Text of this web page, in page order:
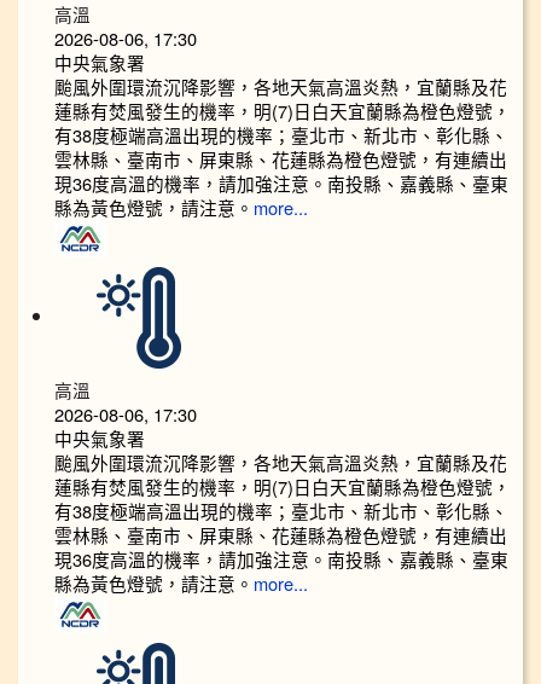
高溫
2026-08-06, 17:30
中央氣象署
颱風外圍環流沉降影響，各地天氣高溫炎熱，宜蘭縣及花
蓮縣有焚風發生的機率，明(7)日白天宜蘭縣為橙色燈號，
有38度極端高溫出現的機率；臺北市、新北市、彰化縣、
雲林縣、臺南市、屏東縣、花蓮縣為橙色燈號，有連續出
現36度高溫的機率，請加強注意。南投縣、嘉義縣、臺東
縣為黃色燈號，請注意。 more...
高溫
2026-08-06, 17:30
中央氣象署
颱風外圍環流沉降影響，各地天氣高溫炎熱，宜蘭縣及花
蓮縣有焚風發生的機率，明(7)日白天宜蘭縣為橙色燈號，
有38度極端高溫出現的機率；臺北市、新北市、彰化縣、
雲林縣、臺南市、屏東縣、花蓮縣為橙色燈號，有連續出
現36度高溫的機率，請加強注意。南投縣、嘉義縣、臺東
縣為黃色燈號，請注意。 more...